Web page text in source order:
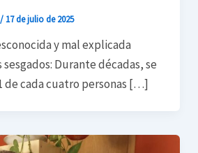
/ 17 de julio de 2025
y mal explicada
Durante décadas, se
de cada cuatro personas […]